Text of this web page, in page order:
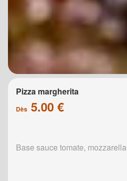
Pizza margherita
Dès 5.00 €
Base sauce tomate, mozzarella